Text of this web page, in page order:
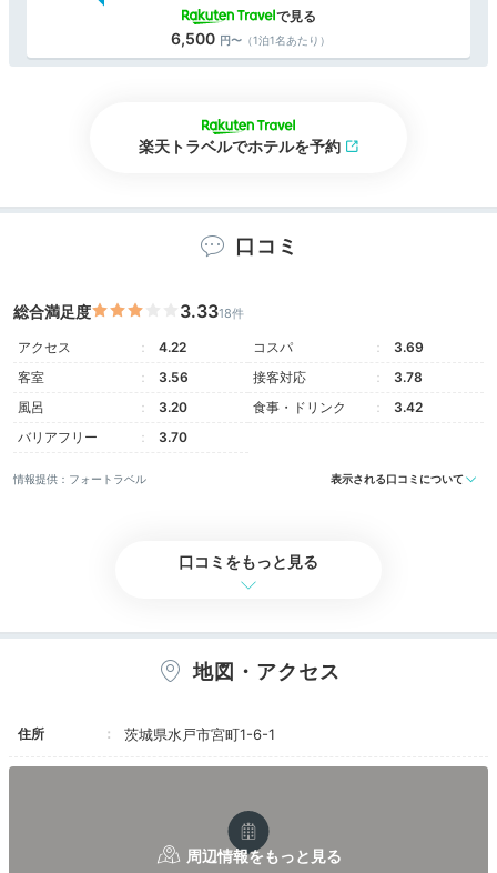
6,500 （1泊1名あたり）
楽天トラベルでホテルを予約
口コミ
総合満足度 3.3318件
アクセス 4.22 コスパ
3.69
客室
3.56 接客対応
3.78
風呂
3.20 食事・ドリンク
3.42
バリアフリー
3.70
情報提供：フォートラベル 表示される口コミについて
口コミをもっと見る
地図・アクセス
住所 茨城県水戸市宮町1-6-1